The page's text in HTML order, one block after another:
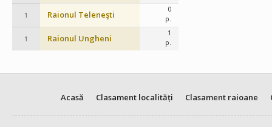
1 Raionul Teleneşti
0
p.
1 Raionul Ungheni
1
p.
Acasă Clasament localități Clasament raioane